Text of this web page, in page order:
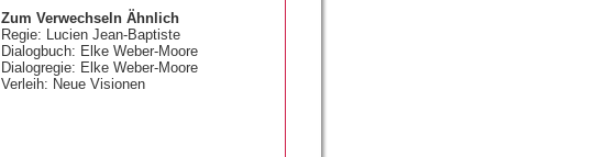
Zum Verwechseln Ähnlich
Regie: Lucien Jean-Baptiste
Dialogbuch: Elke Weber-Moore
Dialogregie: Elke Weber-Moore
Verleih: Neue Visionen